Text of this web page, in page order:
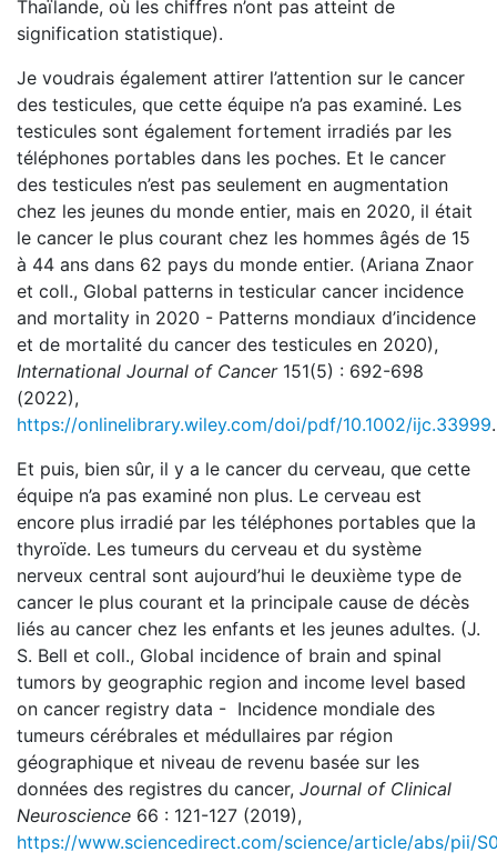
Thaïlande, où les chiffres n’ont pas atteint de
signification statistique).
Je voudrais également attirer l’attention sur le cancer
des testicules, que cette équipe n’a pas examiné. Les
testicules sont également fortement irradiés par les
téléphones portables dans les poches. Et le cancer
des testicules n’est pas seulement en augmentation
chez les jeunes du monde entier, mais en 2020, il était
le cancer le plus courant chez les hommes âgés de 15
à 44 ans dans 62 pays du monde entier. (Ariana Znaor
et coll., Global patterns in testicular cancer incidence
and mortality in 2020 - Patterns mondiaux d’incidence
et de mortalité du cancer des testicules en 2020),
International Journal of Cancer151(5) : 692-698
(2022),
https://onlinelibrary.wiley.com/doi/pdf/10.1002/ijc.33999.
Et puis, bien sûr, il y a le cancer du cerveau, que cette
équipe n’a pas examiné non plus. Le cerveau est
encore plus irradié par les téléphones portables que la
thyroïde. Les tumeurs du cerveau et du système
nerveux central sont aujourd’hui le deuxième type de
cancer le plus courant et la principale cause de décès
liés au cancer chez les enfants et les jeunes adultes. (J.
S. Bell et coll., Global incidence of brain and spinal
tumors by geographic region and income level based
on cancer registry data - Incidence mondiale des
tumeurs cérébrales et médullaires par région
géographique et niveau de revenu basée sur les
données des registres du cancer, Journal of Clinical
Neuroscience 66 : 121-127 (2019),
https://www.sciencedirect.com/science/article/abs/pii/